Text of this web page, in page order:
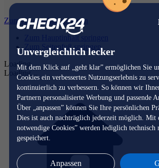
Unvergleichlich lecker
Mit dem Klick auf „geht klar” ermöglichen Sie
Cookies ein verbessertes Nutzungserlebnis zu
kontinuierlich zu verbessern. So können wir
Partnern personalisierte Werbung und passende
Über „anpassen” können Sie Ihre persönlichen
Dies ist auch nachträglich jederzeit möglich.
notwendige Cookies” werden lediglich technisch
gespeichert.
Anpassen
Zum Hauptinhalt springen
Zum Hauptinhalt springen
Zum Seitenfuß springen
Loading...
Loading...